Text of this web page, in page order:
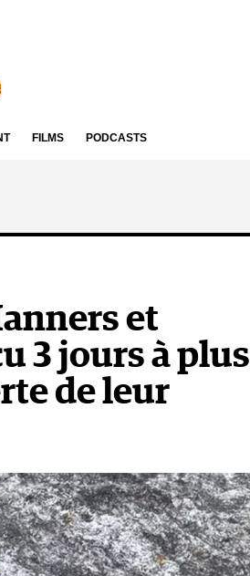
FILMS PODCASTS
et
3 jours à plus
de leur